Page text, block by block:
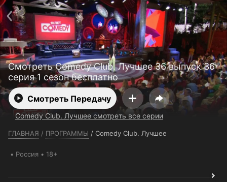
Смотреть Comedy Club. Лучшее 36 выпуск 36
серия 1 сезон бесплатно
Смотреть Передачу
Comedy Club. Лучшее смотреть все серии
ГЛАВНАЯ / ПРОГРАММЫ / Comedy Club. Лучшее
Россия 18+
Телефон поддержки:+7 (727) 323 10 92
Пользовательское соглашение
Политика конфиденциальности
Открыть приложение
Ввести промокод